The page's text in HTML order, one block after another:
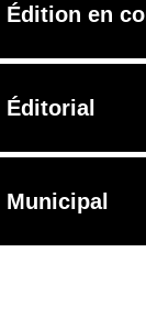
Édition en
Éditorial
Municipal